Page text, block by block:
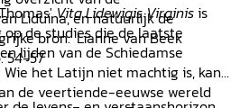
Liduina, en natuurlijk de
bron.' Lianne van Beek
54-57
Vita Lidewigis Virginisis
de studies die de laatste
lijden van de Schiedamse
het Latijn niet machtig is, kan
de veertiende-eeuwse wereld